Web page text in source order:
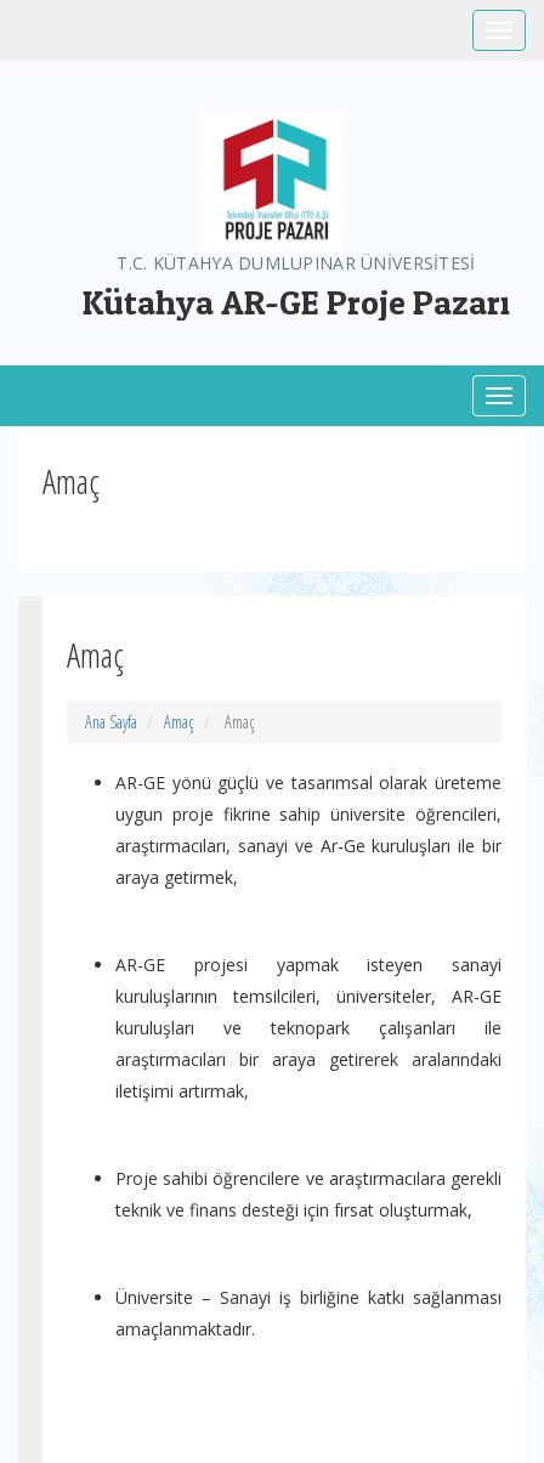
T.C. KÜTAHYA DUMLUPINAR ÜNİVERSİTESİ
Kütahya AR-GE Proje Pazarı
Amaç
Amaç
Ana Sayfa Amaç Amaç
AR-GE yönü güçlü ve tasarımsal olarak üreteme
uygun proje fikrine sahip üniversite öğrencileri,
araştırmacıları, sanayi ve Ar-Ge kuruluşları ile bir
araya getirmek,
AR-GE projesi yapmak isteyen sanayi
kuruluşlarının temsilcileri, üniversiteler, AR-GE
kuruluşları ve teknopark çalışanları ile
araştırmacıları bir araya getirerek aralarındaki
iletişimi artırmak,
Proje sahibi öğrencilere ve araştırmacılara gerekli
teknik ve finans desteği için fırsat oluşturmak,
Üniversite – Sanayi iş birliğine katkı sağlanması
amaçlanmaktadır.